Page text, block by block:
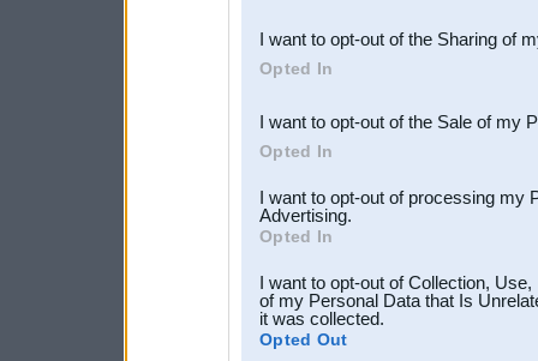
Downstream Participants
third parties.
I want to opt-out of the Sharing of
Opted In
I want to opt-out of the Sale of my
Opted In
I want to opt-out of processing my
Advertising.
Opted In
I want to opt-out of Collection,
of my Personal Data that Is
it was collected.
Opted Out